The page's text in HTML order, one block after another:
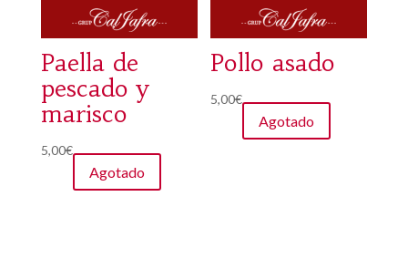
Paella de
pescado y
marisco
5,00€
Agotado
Pollo asado
5,00€
Agotado